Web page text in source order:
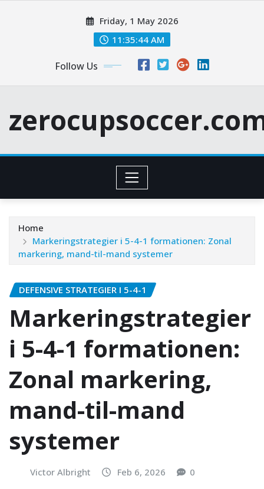
Friday, 1 May 2026
11:35:46 AM
Follow Us
Home
Markeringstrategier i 5-4-1 formationen: Zonal
markering, mand-til-mand systemer
DEFENSIVE STRATEGIER I 5-4-1
Markeringstrategier
i 5-4-1 formationen:
Zonal markering,
mand-til-mand
systemer
Victor Albright Feb 6, 2026 0